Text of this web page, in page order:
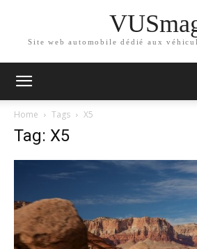
Site web automobile dédié aux
Home Tags X5
Tag: X5